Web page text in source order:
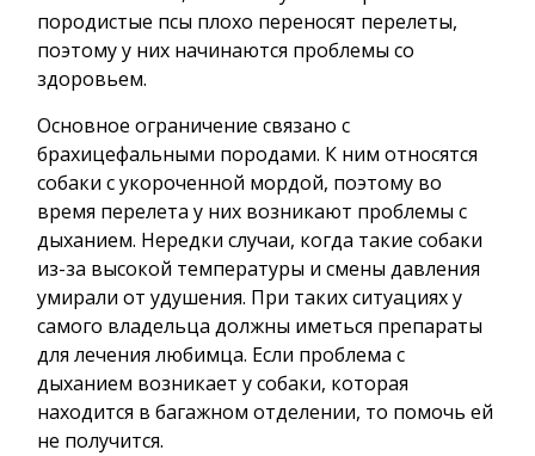
породистые псы плохо переносят перелеты,
поэтому у них начинаются проблемы со
здоровьем.
Основное ограничение связано с
брахицефальными породами. К ним относятся
собаки с укороченной мордой, поэтому во
время перелета у них возникают проблемы с
дыханием. Нередки случаи, когда такие собаки
из-за высокой температуры и смены давления
умирали от удушения. При таких ситуациях у
самого владельца должны иметься препараты
для лечения любимца. Если проблема с
дыханием возникает у собаки, которая
находится в багажном отделении, то помочь ей
не получится.